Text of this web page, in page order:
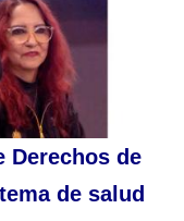
Derechos de
de salud